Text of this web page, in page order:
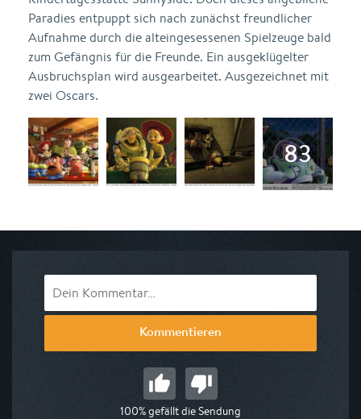
Paradies entpuppt sich nach zunächst freundlicher
Aufnahme durch die alteingesessenen Spielzeuge bald
zum Gefängnis für die Freunde. Ein ausgeklügelter
Ausbruchsplan wird ausgearbeitet. Ausgezeichnet mit
zwei Oscars.
Kommentieren
100% gefällt die Sendung